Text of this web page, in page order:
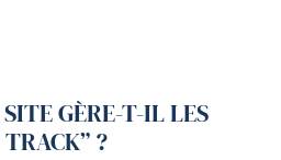
GÈRE-T-IL LES
?